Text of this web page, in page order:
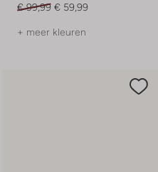
€ 99,99 € 59,99
+ meer kleuren